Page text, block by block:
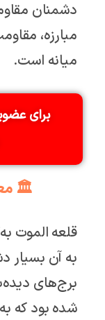
دشمنان
مبارزه،
میانه است.
برای
🏛️
قلعه الموت
به آن بسیار
برج‌های
شده بود که